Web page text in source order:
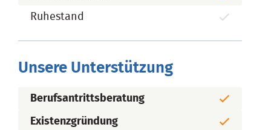
Ruhestand
Unsere Unterstützung
Berufsantrittsberatung
Existenzgründung